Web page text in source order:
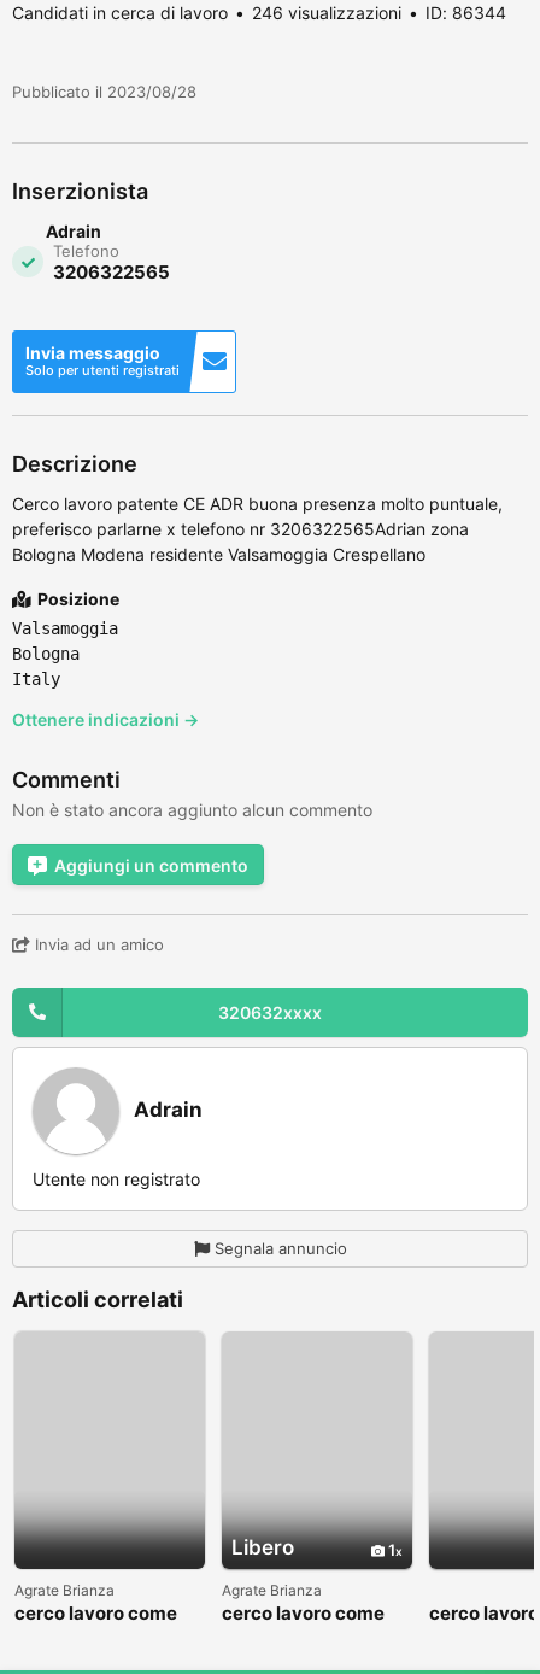
Candidati in cerca di lavoro 246 visualizzazioni ID: 86344
Pubblicato il 2023/08/28
Inserzionista
Adrain
Telefono
3206322565
Invia messaggio
Solo per utenti registrati
Descrizione
Cerco lavoro patente CE ADR buona presenza molto puntuale,
preferisco parlarne x telefono nr 3206322565Adrian zona
Bologna Modena residente Valsamoggia Crespellano
Posizione
Valsamoggia
Bologna
Italy
Ottenere indicazioni →
Commenti
Non è stato ancora aggiunto alcun commento
Aggiungi un commento
Invia ad un amico
320632xxxx
Adrain
Utente non registrato
Segnala annuncio
Articoli correlati
Agrate Brianza
cerco lavoro come
Libero 1
Agrate Brianza
cerco lavoro come
cerco